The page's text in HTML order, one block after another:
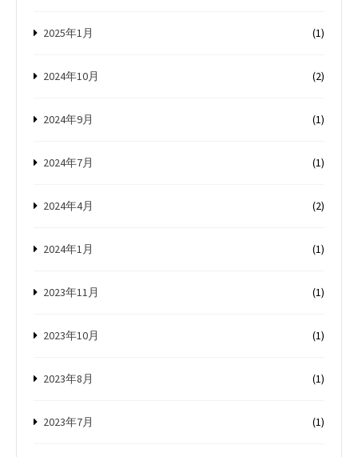
2025年1月 (1)
2024年10月 (2)
2024年9月 (1)
2024年7月 (1)
2024年4月 (2)
2024年1月 (1)
2023年11月 (1)
2023年10月 (1)
2023年8月 (1)
2023年7月 (1)